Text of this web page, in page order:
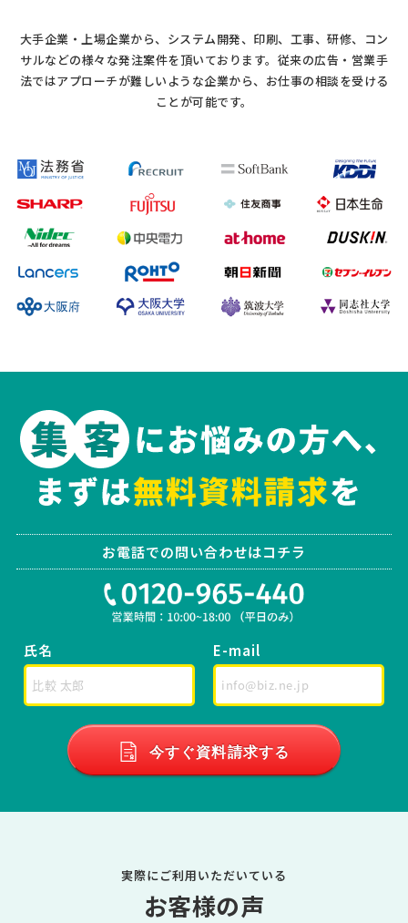
大手企業・上場企業から、システム開発、印刷、工事、研修、コン
サルなどの様々な発注案件を頂いております。 従来の広告・営業手
法ではアプローチが難しいような企業から、お仕事の相談を受ける
ことが可能です。
お電話での問い合わせはコチラ
氏名 E-mail
今すぐ資料請求する
実際にご利用いただいている
お客様の声